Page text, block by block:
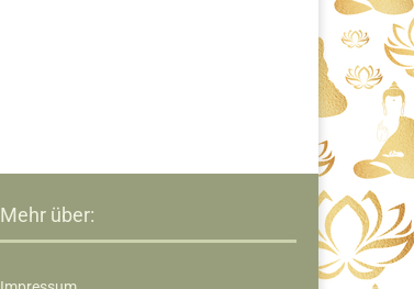
Mehr über: